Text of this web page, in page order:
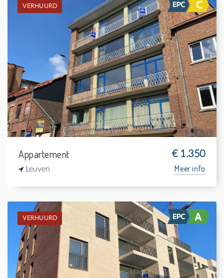
VERHUURD
Verhuurd: Appartement
3
2
157 m²
Appartement € 1.350
Leuven Meer info
VERHUURD
Verhuurd: Appartement